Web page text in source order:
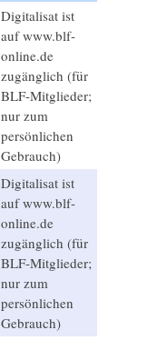
Digitalisat ist
auf www.blf-
online.de
zugänglich (für
BLF-Mitglieder;
nur zum
persönlichen
Gebrauch)
Digitalisat ist
auf www.blf-
online.de
zugänglich (für
BLF-Mitglieder;
nur zum
persönlichen
Gebrauch)